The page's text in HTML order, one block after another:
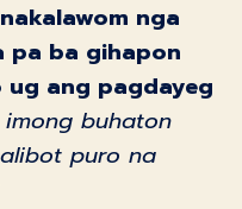
nga
pa ba gihapon
ang pagdayeg
buhaton
puro na